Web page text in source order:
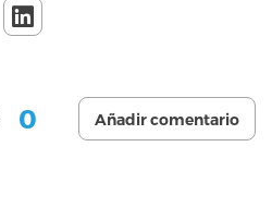
0 Añadir comentario